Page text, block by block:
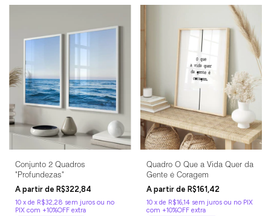
Conjunto 2 Quadros
"Profundezas"
R$322,84
10 x de R$32,28 sem juros
Quadro O Que a Vida Quer da
Gente é Coragem
R$161,42
10 x de R$16,14 sem juros